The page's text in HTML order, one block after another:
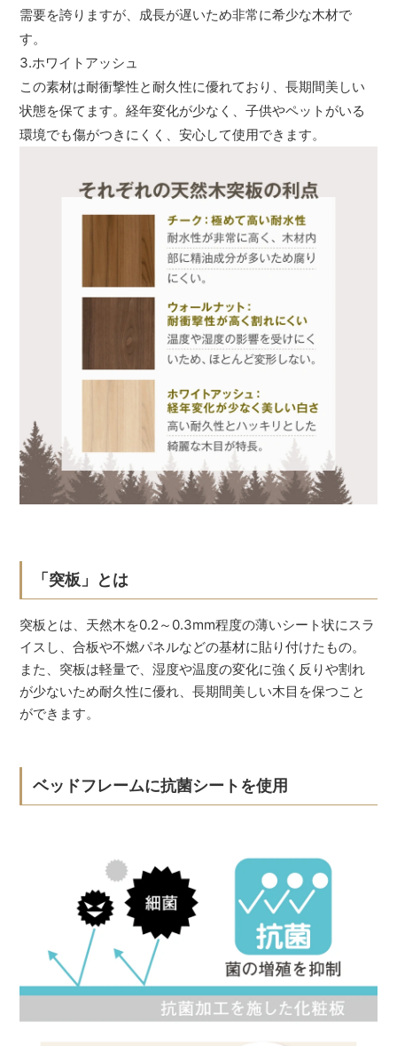
需要を誇りますが、成長が遅いため非常に希少な木材で
す。
3.ホワイトアッシュ
この素材は耐衝撃性と耐久性に優れており、長期間美しい
状態を保てます。経年変化が少なく、子供やペットがいる
環境でも傷がつきにくく、安心して使用できます。
「突板」とは
突板とは、天然木を0.2～0.3mm程度の薄いシート状にスラ
イスし、合板や不燃パネルなどの基材に貼り付けたもの。
また、突板は軽量で、湿度や温度の変化に強く反りや割れ
が少ないため耐久性に優れ、長期間美しい木目を保つこと
ができます。
ベッドフレームに抗菌シートを使用